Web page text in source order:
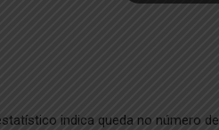
indica queda no número de